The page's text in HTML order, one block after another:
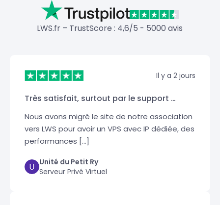
LWS.fr – TrustScore : 4,6/5 - 5000 avis
Il y a 2 jours
Très satisfait, surtout par le support …
Nous avons migré le site de notre association
vers LWS pour avoir un VPS avec IP dédiée, des
performances […]
Unité du Petit Ry
Serveur Privé Virtuel